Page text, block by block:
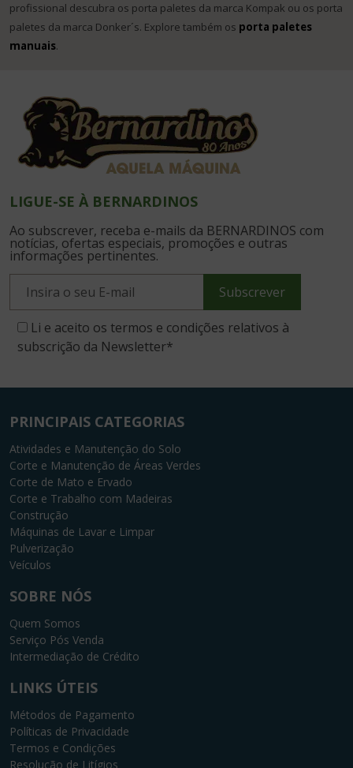
profissional descubra os porta paletes da marca Kompak ou os porta
paletes da marca Donker´s. Explore também os porta paletes
manuais.
LIGUE-SE À BERNARDINOS
Ao subscrever, receba e-mails da BERNARDINOS com
notícias, ofertas especiais, promoções e outras
informações pertinentes.
Subscrever
Li e aceito os termos e condições relativos à
subscrição da Newsletter*
PRINCIPAIS CATEGORIAS
Atividades e Manutenção do Solo
Corte e Manutenção de Áreas Verdes
Corte de Mato e Ervado
Corte e Trabalho com Madeiras
Construção
Máquinas de Lavar e Limpar
Pulverização
Veículos
SOBRE NÓS
Quem Somos
Serviço Pós Venda
Intermediação de Crédito
LINKS ÚTEIS
Métodos de Pagamento
Políticas de Privacidade
Termos e Condições
Resolução de Litígios